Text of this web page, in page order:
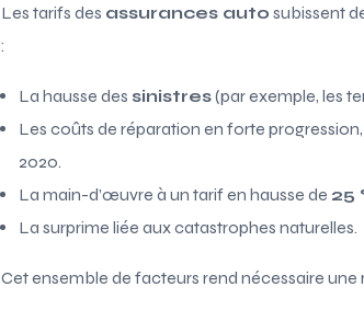
Les tarifs des assurances auto subissent
:
La hausse des sinistres(par exemple, les
Les coûts de réparation en forte
2020.
La main-d’œuvre à un tarif en hausse de 25
La surprime liée aux catastrophes naturelles.
Cet ensemble de facteurs rend nécessaire